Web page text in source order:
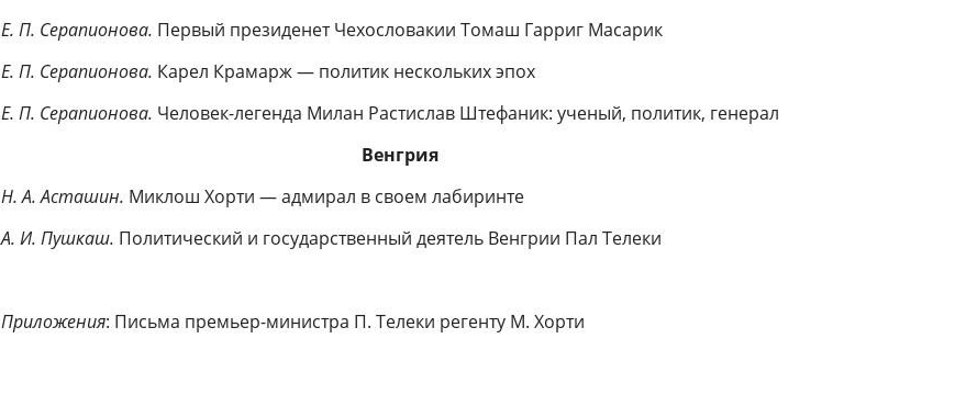
Е. П. Серапионова. Первый президенет Чехословакии Томаш Гарриг Масарик
Е. П. Серапионова. Карел Крамарж — политик нескольких эпох
Е. П. Серапионова. Человек-легенда Милан Растислав Штефаник: ученый, политик, генерал
Венгрия
Н. А. Асташин. Миклош Хорти — адмирал в своем лабиринте
А. И. Пушкаш. Политический и государственный деятель Венгрии Пал Телеки
Приложения: Письма премьер-министра П. Телеки регенту М. Хор­ти